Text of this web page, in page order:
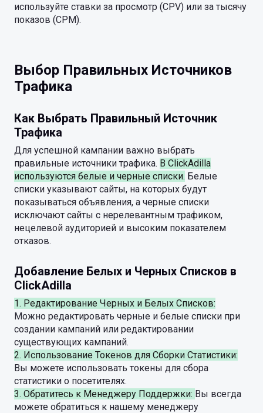
используйте ставки за просмотр (CPV) или за тысячу
показов (CPM).
Выбор Правильных Источников
Трафика
Как Выбрать Правильный Источник
Трафика
Для успешной кампании важно выбрать
правильные источники трафика. В ClickAdilla
используются белые и черные списки. Белые
списки указывают сайты, на которых будут
показываться объявления, а черные списки
исключают сайты с нерелевантным трафиком,
нецелевой аудиторией и высоким показателем
отказов.
Добавление Белых и Черных Списков в
ClickAdilla
1. Редактирование Черных и Белых Списков:
Можно редактировать черные и белые списки при
создании кампаний или редактировании
существующих кампаний.
2. Использование Токенов для Сборки Статистики:
Вы можете использовать токены для сбора
статистики о посетителях.
3. Обратитесь к Менеджеру Поддержки: Вы всегда
можете обратиться к нашему менеджеру